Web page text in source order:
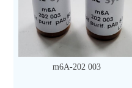
m6A-202 003